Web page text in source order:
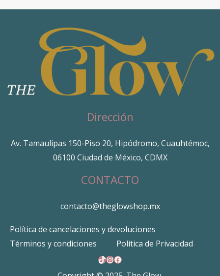
Dirección
Av. Tamaulipas 150-Piso 20, Hipódromo, Cuauhtémoc,
06100 Ciudad de México, CDMX
CONTACTO
contacto@theglowshop.mx
Política de cancelaciones y devoluciones
Términos y condiciones
Política de Privacidad
TikTok
Instagram
Facebook